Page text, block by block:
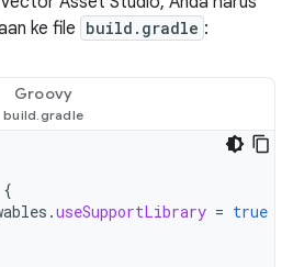
ke file build.gradle :
Groovy
{
.useSupportLibrary = true